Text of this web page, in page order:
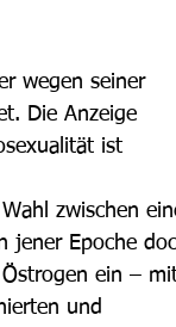
wegen seiner
Die Anzeige
ist
zwischen
jener Epoche
ein –
und